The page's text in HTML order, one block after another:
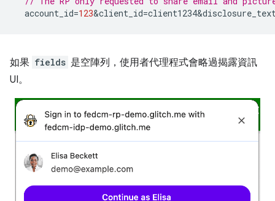
account_id=123&client_id=
如果 fields 是空陣列，使用者代理程式會略過揭露資訊
UI。